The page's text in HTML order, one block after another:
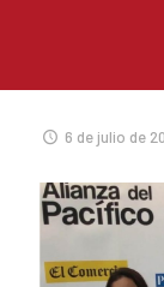
6 de julio de